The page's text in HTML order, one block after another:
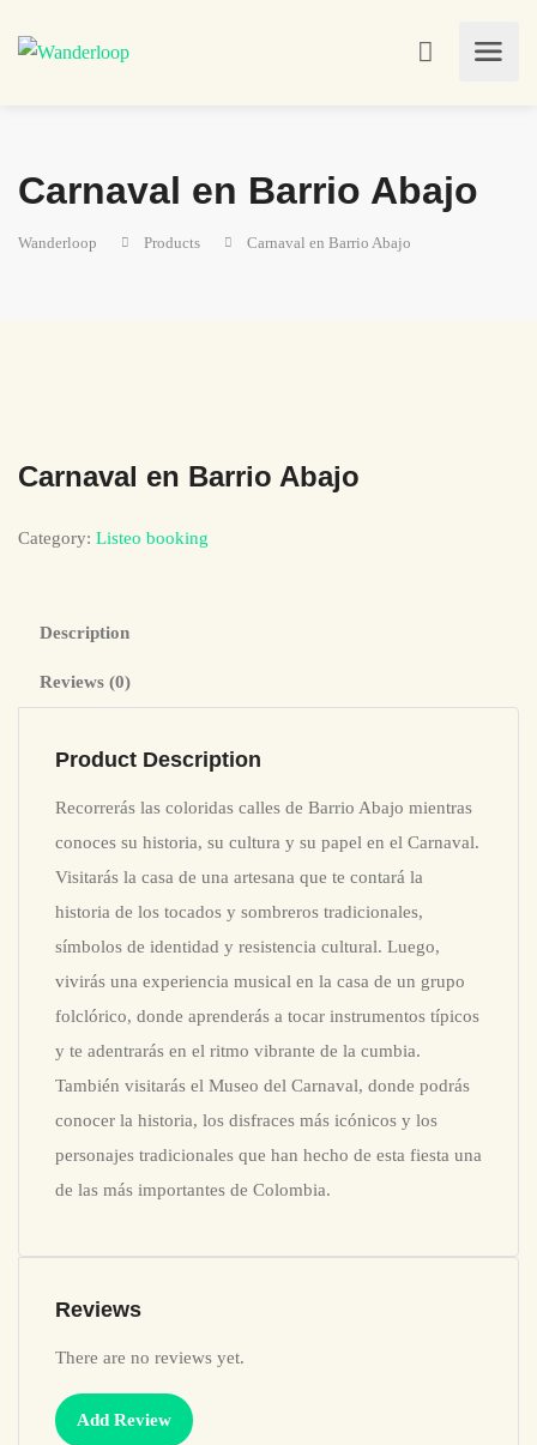
Carnaval en Barrio Abajo
Wanderloop Products Carnaval en Barrio Abajo
Carnaval en Barrio Abajo
Category: Listeo booking
Description
Reviews (0)
Product Description
Recorrerás las coloridas calles de Barrio Abajo mientras
conoces su historia, su cultura y su papel en el Carnaval.
Visitarás la casa de una artesana que te contará la
historia de los tocados y sombreros tradicionales,
símbolos de identidad y resistencia cultural. Luego,
vivirás una experiencia musical en la casa de un grupo
folclórico, donde aprenderás a tocar instrumentos típicos
y te adentrarás en el ritmo vibrante de la cumbia.
También visitarás el Museo del Carnaval, donde podrás
conocer la historia, los disfraces más icónicos y los
personajes tradicionales que han hecho de esta fiesta una
de las más importantes de Colombia.
Reviews
There are no reviews yet.
Add Review